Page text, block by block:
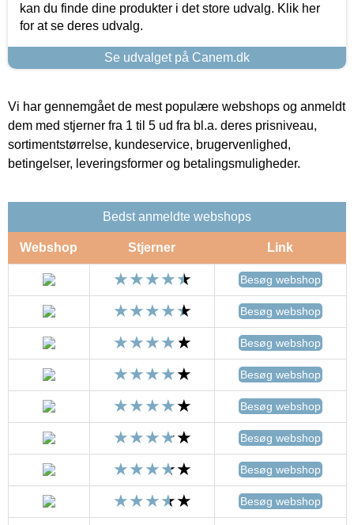
kan du finde dine produkter i det store udvalg. Klik her
for at se deres udvalg.
Se udvalget på Canem.dk
Vi har gennemgået de mest populære webshops og anmeldt
dem med stjerner fra 1 til 5 ud fra bl.a. deres prisniveau,
sortimentstørrelse, kundeservice, brugervenlighed,
betingelser, leveringsformer og betalingsmuligheder.
Bedst anmeldte webshops
Webshop Stjerner Link
Besøg webshop
Besøg webshop
Besøg webshop
Besøg webshop
Besøg webshop
Besøg webshop
Besøg webshop
Besøg webshop